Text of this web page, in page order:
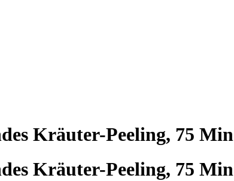
Kräuter-Peeling, 75 Min
Kräuter-Peeling, 75 Min